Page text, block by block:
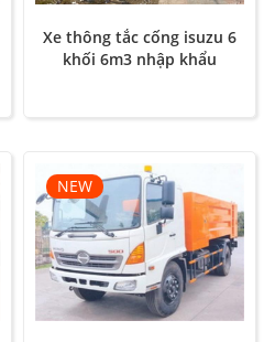
Xe thông tắc cống isuzu 6
khối 6m3 nhập khẩu
NEW